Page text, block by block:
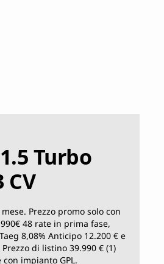
Turbo
CV
Prezzo promo solo con
48 rate in prima fase,
8,08% Anticipo 12.200 € e
di listino 39.990 € (1)
impianto GPL.